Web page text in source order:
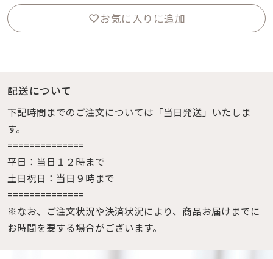
お気に入りに追加
配送について
下記時間までのご注文については「当日発送」いたしま
す。
==============
平日：当日１２時まで
土日祝日：当日９時まで
==============
※なお、ご注文状況や決済状況により、商品お届けまでに
お時間を要する場合がございます。